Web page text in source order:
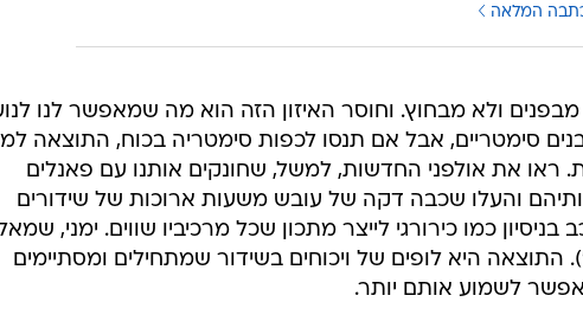
המלאה
מבפנים ולא מבחוץ. וחוסר האיזון הזה הוא מה שמאפשר לנו
סימטריים, אבל אם תנסו לכפות סימטריה בכוח, התוצאה
ראו את אולפני החדשות, למשל, שחונקים אותנו עם פאנלים
והעלו שכבה דקה של עובש משעות ארוכות של שידורים
כמו כירורגי לייצר מתכון שכל מרכיביו שווים. ימני,
התוצאה היא לופים של ויכוחים בשידור שמתחילים ומסתיימים
לשמוע אותם יותר.